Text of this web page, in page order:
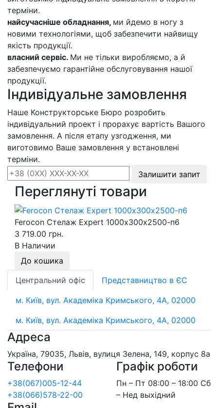
терміни.
найсучасніше обладнання, ми йдемо в ногу з
новими технологіями, щоб забезпечити найвищу
якість продукції.
власний сервіс. Ми не тільки виробляємо, а й
забезпечуємо гарантійне обслуговування нашої
продукції.
Індивідуальне замовлення
Наше Конструкторське Бюро розробить
індивідуальний проект і прорахує вартість Вашого
замовлення. А після етапу узгодження, ми
виготовимо Ваше замовлення у встановлені
терміни.
Залишити запит
Переглянуті товари
Ferocon Стелаж Expert 1000х300х2500-п6
3 719.00 грн.
В Наличии
До кошика
Центральний офіс
Представництво в ЄС
м. Київ, вул. Академіка Кримського, 4А, 02000
м. Київ, вул. Академіка Кримського, 4А, 02000
Адреса
Україна, 79035, Львів, вулиця Зелена, 149, корпус 8а
Телефони
+38(067)005-12-44
+38(066)578-22-00
Графік роботи
Пн – Пт 08:00 – 18:00 Сб
– Нед выхідний